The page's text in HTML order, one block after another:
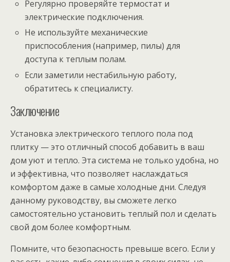
Регулярно проверяйте термостат и
электрические подключения.
Не используйте механические
приспособления (например, пилы) для
доступа к теплым полам.
Если заметили нестабильную работу,
обратитесь к специалисту.
Заключение
Установка электрического теплого пола под
плитку — это отличный способ добавить в ваш
дом уют и тепло. Эта система не только удобна, но
и эффективна, что позволяет наслаждаться
комфортом даже в самые холодные дни. Следуя
данному руководству, вы сможете легко
самостоятельно установить теплый пол и сделать
свой дом более комфортным.
Помните, что безопасность превыше всего. Если у